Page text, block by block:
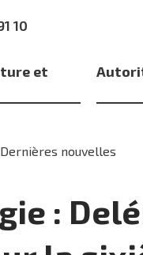
10
et
Dernières nouvelles
: